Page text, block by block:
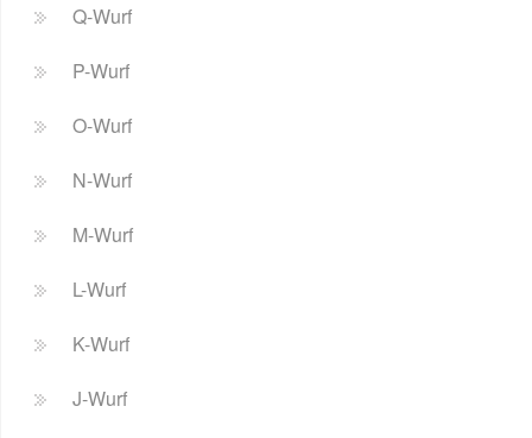
Q-Wurf
P-Wurf
O-Wurf
N-Wurf
M-Wurf
L-Wurf
K-Wurf
J-Wurf